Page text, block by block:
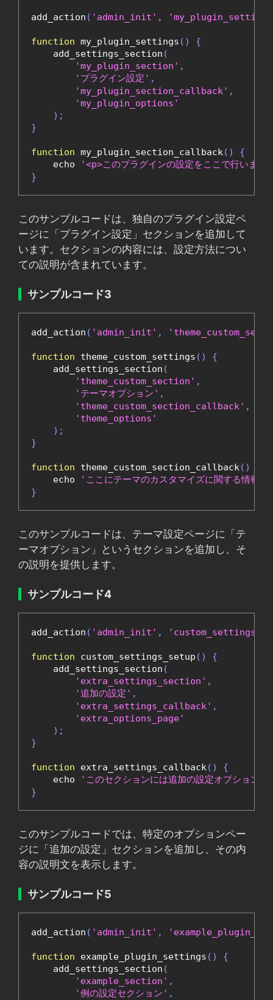
add_action ( 'admin_init' ,
function my_plugin_settings ()
{
    add_settings_section
(
'my_plugin_section' ,
'プラグイン設定' ,
'my_plugin_section_callback' ,
'my_plugin_options'
);
}
function my_plugin_section_callback()
{
    echo
'<p>このプラグインの設定をここで行いま
}
このサンプルコードは、独自のプラグイン設定ペ
ージに「プラグイン設定」セクションを追加して
います。セクションの内容には、設定方法につい
ての説明が含まれています。
サンプルコード3
add_action ( 'admin_init' ,
function theme_custom_settings ()
{
    add_settings_section
(
'theme_custom_section' ,
'テーマオプション' ,
'theme_custom_section_callback' ,
'theme_options'
);
}
function theme_custom_section_callback()
    echo
'ここにテーマのカスタマイズに関する情報
}
このサンプルコードは、テーマ設定ページに「テ
ーマオプション」というセクションを追加し、そ
の説明を提供します。
サンプルコード4
add_action ( 'admin_init' ,
function custom_settings_setup ()
{
    add_settings_section
(
'extra_settings_section' ,
'追加の設定' ,
'extra_settings_callback' ,
'extra_options_page'
);
}
function extra_settings_callback()
{
    echo
'このセクションには追加の設定オプション
}
このサンプルコードでは、特定のオプションペー
ジに「追加の設定」セクションを追加し、その内
容の説明文を表示します。
サンプルコード5
add_action ( 'admin_init' ,
function example_plugin_settings ()
{
    add_settings_section
(
'example_section' ,
'例の設定セクション' ,